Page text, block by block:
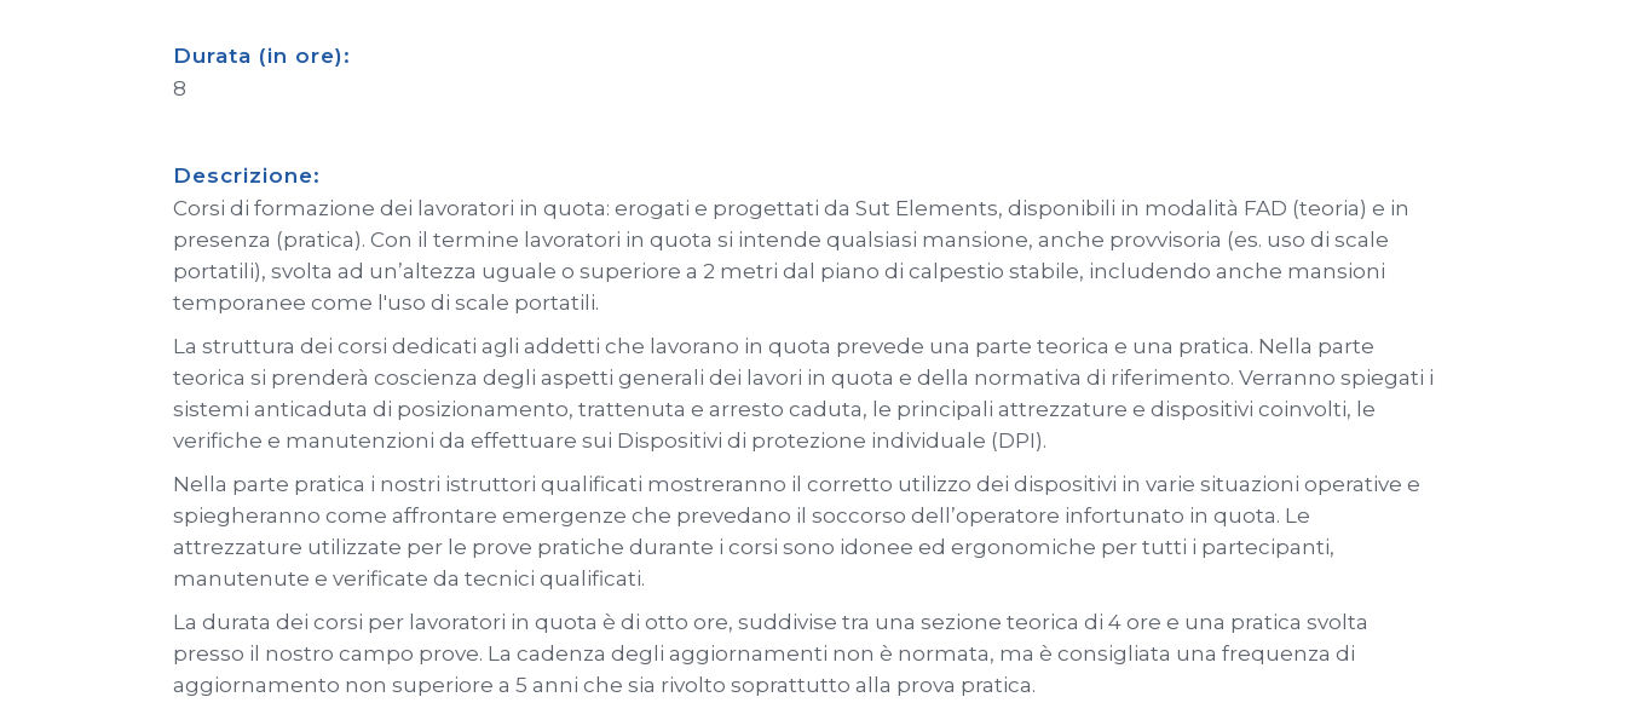
Durata (in ore):
8
Descrizione:
Corsi di formazione dei lavoratori in quota: erogati e progettati da Sut Elements, disponibili in modalità FAD (teoria) e in
presenza (pratica). Con il termine lavoratori in quota si intende qualsiasi mansione, anche provvisoria (es. uso di scale
portatili), svolta ad un’altezza uguale o superiore a 2 metri dal piano di calpestio stabile, includendo anche mansioni
temporanee come l'uso di scale portatili.
La struttura dei corsi dedicati agli addetti che lavorano in quota prevede una parte teorica e una pratica. Nella parte
teorica si prenderà coscienza degli aspetti generali dei lavori in quota e della normativa di riferimento. Verranno spiegati i
sistemi anticaduta di posizionamento, trattenuta e arresto caduta, le principali attrezzature e dispositivi coinvolti, le
verifiche e manutenzioni da effettuare sui Dispositivi di protezione individuale (DPI).
Nella parte pratica i nostri istruttori qualificati mostreranno il corretto utilizzo dei dispositivi in varie situazioni operative e
spiegheranno come affrontare emergenze che prevedano il soccorso dell’operatore infortunato in quota. Le
attrezzature utilizzate per le prove pratiche durante i corsi sono idonee ed ergonomiche per tutti i partecipanti,
manutenute e verificate da tecnici qualificati.
La durata dei corsi per lavoratori in quota è di otto ore, suddivise tra una sezione teorica di 4 ore e una pratica svolta
presso il nostro campo prove. La cadenza degli aggiornamenti non è normata, ma è consigliata una frequenza di
aggiornamento non superiore a 5 anni che sia rivolto soprattutto alla prova pratica.